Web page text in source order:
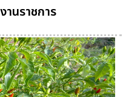
นราชการ